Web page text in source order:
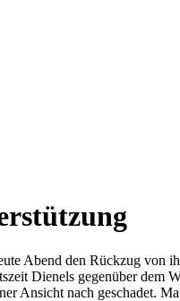
Abend den Rückzug von
Dienels gegenüber dem
Ansicht nach geschadet.